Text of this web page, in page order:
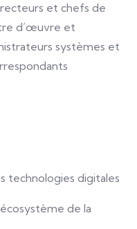
et chefs de
d’œuvre et
systèmes et
technologies digitales
de la